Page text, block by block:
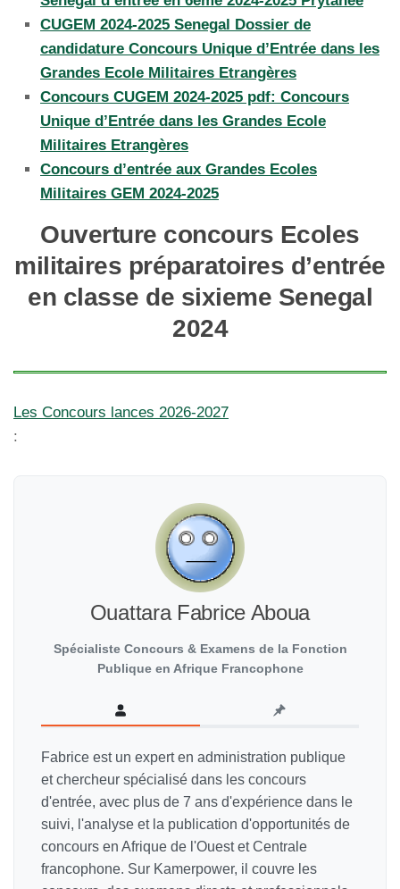
CUGEM 2024-2025 Senegal Dossier de
candidature Concours Unique d’Entrée dans les
Grandes Ecole Militaires Etrangères
Concours CUGEM 2024-2025 pdf: Concours
Unique d’Entrée dans les Grandes Ecole
Militaires Etrangères
Concours d’entrée aux Grandes Ecoles
Militaires GEM 2024-2025
Ouverture concours Ecoles
militaires préparatoires d’entrée
en classe de sixieme Senegal
2024
Les Concours lances 2026-2027
:
Ouattara Fabrice Aboua
Spécialiste Concours & Examens de la Fonction
Publique en Afrique Francophone
Fabrice est un expert en administration publique
et chercheur spécialisé dans les concours
d'entrée, avec plus de 7 ans d'expérience dans le
suivi, l'analyse et la publication d'opportunités de
concours en Afrique de l'Ouest et Centrale
francophone. Sur Kamerpower, il couvre les